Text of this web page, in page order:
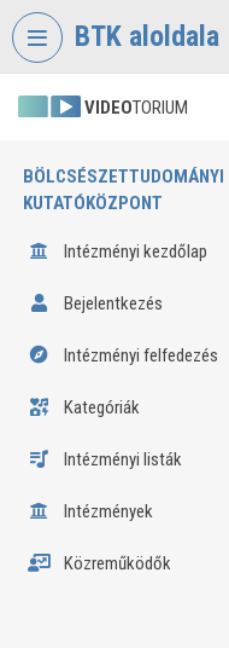
Fejléc kihagyása
BTK aloldala
VIDEOTORIUM
BÖLCSÉSZETTUDOMÁNYI
KUTATÓKÖZPONT
Intézményi kezdőlap
Bejelentkezés
Intézményi felfedezés
Kategóriák
Intézményi listák
Intézmények
Közreműködők